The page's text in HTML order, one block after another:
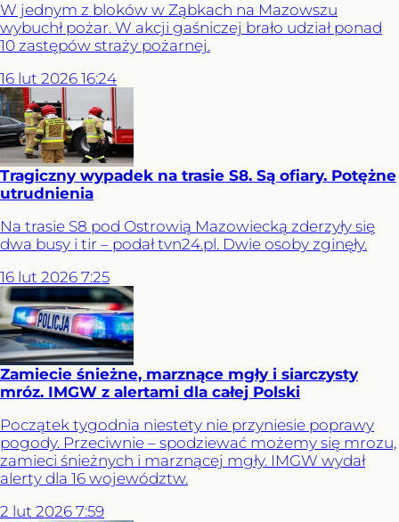
W jednym z bloków w Ząbkach na Mazowszu
wybuchł pożar. W akcji gaśniczej brało udział ponad
10 zastępów straży pożarnej.
16 lut 2026 16:24
Tragiczny wypadek na trasie S8. Są ofiary. Potężne
utrudnienia
Na trasie S8 pod Ostrowią Mazowiecką zderzyły się
dwa busy i tir – podał tvn24.pl. Dwie osoby zginęły.
16 lut 2026 7:25
Zamiecie śnieżne, marznące mgły i siarczysty
mróz. IMGW z alertami dla całej Polski
Początek tygodnia niestety nie przyniesie poprawy
pogody. Przeciwnie – spodziewać możemy się mrozu,
zamieci śnieżnych i marznącej mgły. IMGW wydał
alerty dla 16 województw.
2 lut 2026 7:59